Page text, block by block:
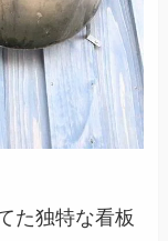
た独特な看板